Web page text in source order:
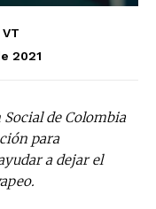
VT
2021
de Colombia
para
a dejar el